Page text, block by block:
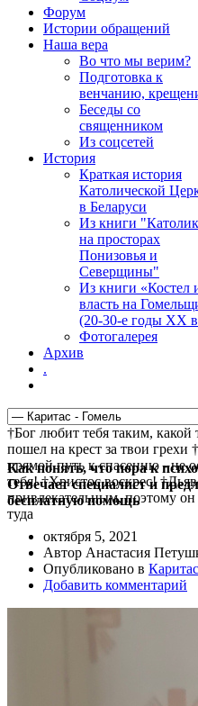
Форум
Истории обращений
Наша вера
Во что мы верим?
Подготовка к
венчанию,
Беседы со
священником
Из соцсетей
История
Краткая история
Католической
в Беларуси
Из книги
на просторах
Понизовья и
Северщины"
Из книги «Костел
власть на
(20-30-е годы ХХ
Фотогалерея
Архив
.
†Бог любит тебя таким,
пошел на крест за твои
прямой путь к спасению - не
тебя! †Христос воскрес!
привлекательным, поэтому он
туда
Как понять, что пора к
Отвечает специалист и
бесплатную помощь
октября 5, 2021
Автор Анастасия
Опубликовано в
Добавить комментарий